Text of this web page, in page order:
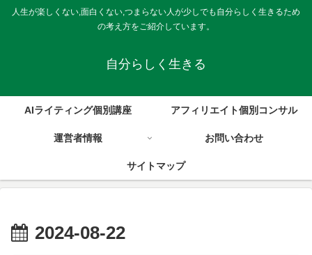
人生が楽しくない,面白くない,つまらない人が少しでも自分らしく生きるため
の考え方をご紹介しています。
自分らしく生きる
AIライティング個別講座 アフィリエイト個別コンサル
運営者情報 お問い合わせ
サイトマップ
2024-08-22